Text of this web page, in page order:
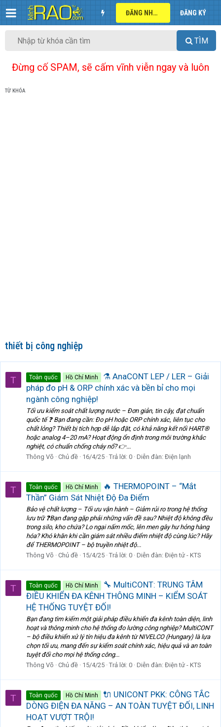
ĐĂNG NHẬP ĐĂNG KÝ
TÌM
Đừng cố SPAM, sẽ cấm vĩnh viễn ngay và luôn
TỪ KHÓA
thiết bị công nghiệp
T Toàn quốc Hồ Chí Minh
⚗️ AnaCONT LEP / LER – Giải
pháp đo pH & ORP chính xác và bền bỉ cho mọi
ngành công nghiệp!
Tối ưu kiểm soát chất lượng nước – Đơn giản, tin cậy, đạt chuẩn
quốc tế ❓ Bạn đang cần: Đo pH hoặc ORP chính xác, liên tục cho
chất lỏng? Thiết bị tích hợp dễ lắp đặt, có khả năng kết nối HART®
hoặc analog 4–20 mA? Hoạt động ổn định trong môi trường khắc
nghiệt, có chuẩn chống cháy nổ? 👉...
Thông Võ
Chủ đề 16/4/25 Trả lời: 0 Diễn đàn: Điện lạnh
T Toàn quốc Hồ Chí Minh
🔥 THERMOPOINT – “Mắt
Thần” Giám Sát Nhiệt Độ Đa Điểm
Bảo vệ chất lượng – Tối ưu vận hành – Giảm rủi ro trong hệ thống
lưu trữ ❓Bạn đang gặp phải những vấn đề sau? Nhiệt độ không đều
trong silo, kho chứa? Lo ngại nấm mốc, lên men gây hư hỏng hàng
hóa? Khó khăn khi cần giám sát nhiều điểm nhiệt độ cùng lúc? Hãy
để THERMOPOINT – bộ truyền nhiệt độ...
Thông Võ
Chủ đề 15/4/25 Trả lời: 0 Diễn đàn: Điện tử - KTS
T Toàn quốc Hồ Chí Minh
🔧 MultiCONT: TRUNG TÂM
ĐIỀU KHIỂN ĐA KÊNH THÔNG MINH – KIỂM SOÁT
HỆ THỐNG TUYỆT ĐỐI!
Bạn đang tìm kiếm một giải pháp điều khiển đa kênh toàn diện, linh
hoạt và thông minh cho hệ thống đo lường công nghiệp? MultiCONT
– bộ điều khiển xử lý tín hiệu đa kênh từ NIVELCO (Hungary) là lựa
chọn tối ưu, mang đến sự kiểm soát chính xác, hiệu quả và an toàn
tuyệt đối cho mọi hệ thống công...
Thông Võ
Chủ đề 15/4/25 Trả lời: 0 Diễn đàn: Điện tử - KTS
T Toàn quốc Hồ Chí Minh
🔌 UNICONT PKK: CÔNG TẮC
DÒNG ĐIỆN ĐA NĂNG – AN TOÀN TUYỆT ĐỐI, LINH
HOẠT VƯỢT TRỘI!